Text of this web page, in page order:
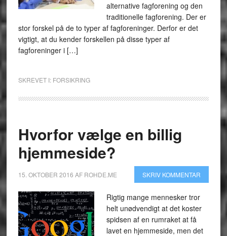
alternative fagforening og den
traditionelle fagforening. Der er
stor forskel på de to typer af fagforeninger. Derfor er det
vigtigt, at du kender forskellen på disse typer af
fagforeninger i […]
SKREVET I: FORSIKRING
Hvorfor vælge en billig
hjemmeside?
15. OKTOBER 2016 AF ROHDE.ME SKRIV KOMMENTAR
Rigtig mange mennesker tror
helt unødvendigt at det koster
spidsen af en rumraket at få
lavet en hjemmeside, men det